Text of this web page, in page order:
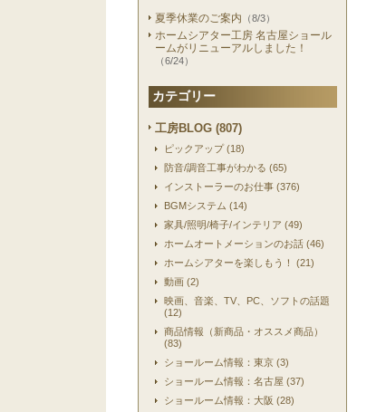
夏季休業のご案内 （8/3）
ホームシアター工房 名古屋ショール
ームがリニューアルしました！
（6/24）
カテゴリー
工房BLOG (807)
ピックアップ (18)
防音/調音工事がわかる (65)
インストーラーのお仕事 (376)
BGMシステム (14)
家具/照明/椅子/インテリア (49)
ホームオートメーションのお話 (46)
ホームシアターを楽しもう！ (21)
動画 (2)
映画、音楽、TV、PC、ソフトの話題
(12)
商品情報（新商品・オススメ商品）
(83)
ショールーム情報：東京 (3)
ショールーム情報：名古屋 (37)
ショールーム情報：大阪 (28)